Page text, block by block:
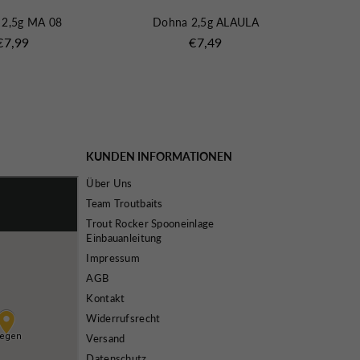
MA 08
Dohna 2,5g ALAULA
Normaler
€7,49
KUNDEN INFORMATIONEN
Über Uns
Team Troutbaits
Trout Rocker Spooneinlage
Einbauanleitung
Impressum
AGB
Kontakt
Widerrufsrecht
Versand